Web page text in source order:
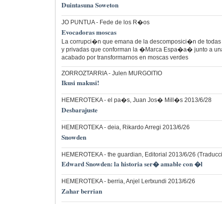
Duintasuna Soweton
JO PUNTUA- Fede de los R�os
Evocadoras moscas
La corrupci�n que emana de la descomposici�n de
y privadas que conforman la �Marca Espa�a� junto a
acabado por transformarnos en moscas verdes
ZORROZTARRIA- Julen MURGOITIO
Ikusi makusi!
HEMEROTEKA- el pa�s, Juan Jos� Mill�s 2013/6/28
Desbarajuste
HEMEROTEKA- deia, Rikardo Arregi 2013/6/26
Snowden
HEMEROTEKA- the guardian, Editorial 2013/6/26
Edward Snowden: la historia ser� amable con �l
HEMEROTEKA- berria, Anjel Lertxundi 2013/6/26
Zahar berrian